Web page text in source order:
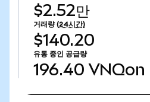
$2.52만
거래량 (24시간)
$140.20
유통 중인 공급량
196.40 VNQon